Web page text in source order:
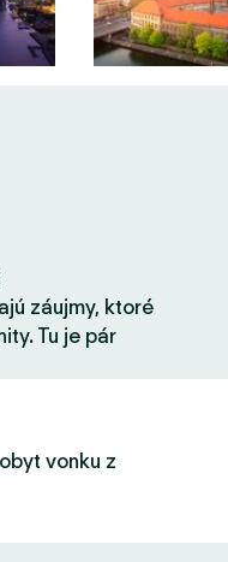
záujmy, ktoré
Tu je pár
vonku z